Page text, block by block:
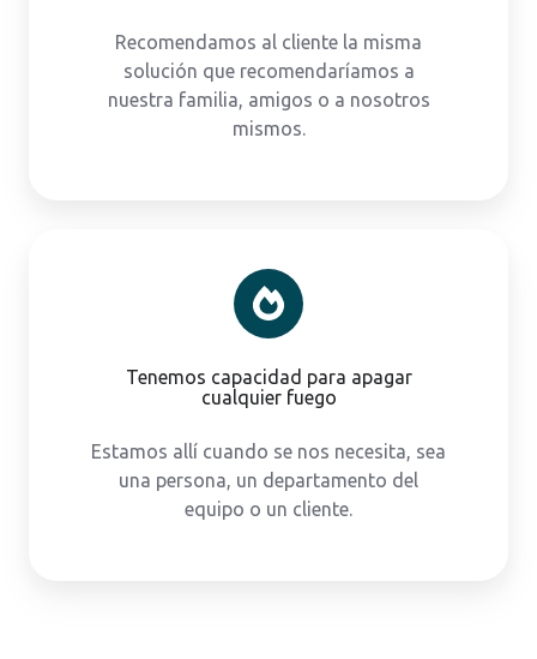
Recomendamos al cliente la misma
solución que recomendaríamos a
nuestra familia, amigos o a nosotros
mismos.
Tenemos capacidad para apagar
cualquier fuego
Estamos allí cuando se nos necesita, sea
una persona, un departamento del
equipo o un cliente.